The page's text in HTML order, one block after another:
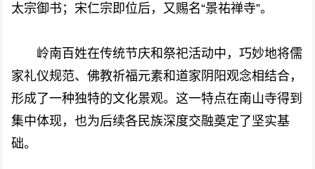
太宗御书；宋仁宗即位后，又赐名“景祐禅寺”。
岭南百姓在传统节庆和祭祀活动中，巧妙地将儒
家礼仪规范、佛教祈福元素和道家阴阳观念相结合，
形成了一种独特的文化景观。这一特点在南山寺得到
集中体现，也为后续各民族深度交融奠定了坚实基
础。